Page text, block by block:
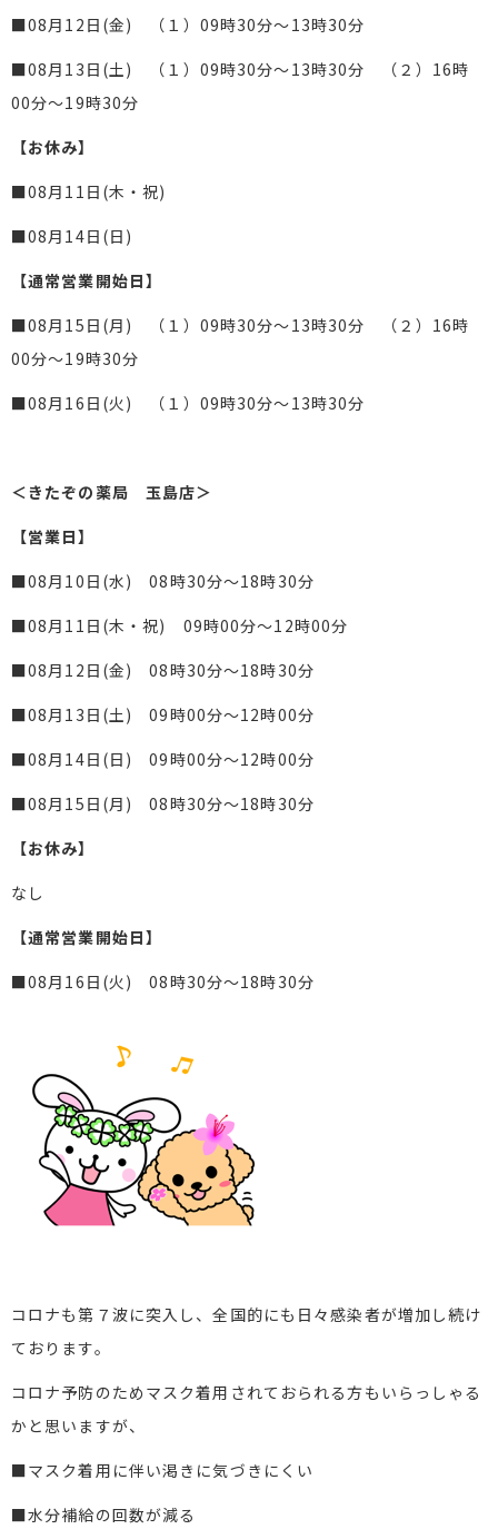
■08月12日(金) （１）09時30分～13時30分
■08月13日(土) （１）09時30分～13時30分 （２）16時
00分～19時30分
【お休み】
■08月11日(木・祝)
■08月14日(日)
【通常営業開始日】
■08月15日(月) （１）09時30分～13時30分 （２）16時
00分～19時30分
■08月16日(火) （１）09時30分～13時30分
＜きたぞの薬局 玉島店＞
【営業日】
■08月10日(水) 08時30分～18時30分
■08月11日(木・祝) 09時00分～12時00分
■08月12日(金) 08時30分～18時30分
■08月13日(土) 09時00分～12時00分
■08月14日(日) 09時00分～12時00分
■08月15日(月) 08時30分～18時30分
【お休み】
なし
【通常営業開始日】
■08月16日(火) 08時30分～18時30分
コロナも第７波に突入し、全国的にも日々感染者が増加し続け
ております。
コロナ予防のためマスク着用されておられる方もいらっしゃる
かと思いますが、
■マスク着用に伴い渇きに気づきにくい
■水分補給の回数が減る